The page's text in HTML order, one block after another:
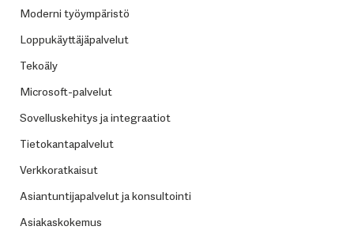
Moderni työympäristö
Loppukäyttäjäpalvelut
Tekoäly
Microsoft-palvelut
Sovelluskehitys ja integraatiot
Tietokantapalvelut
Verkkoratkaisut
Asiantuntijapalvelut ja konsultointi
Asiakaskokemus